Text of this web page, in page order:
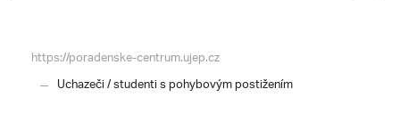
https://poradenske-centrum.ujep.cz
Uchazeči / studenti s pohybovým postižením